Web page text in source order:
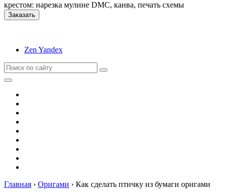
крестом: нарезка мулине DMC, канва, печать схемы
Zen Yandex
Главная › Оригами › Как сделать птичку из бумаги оригами